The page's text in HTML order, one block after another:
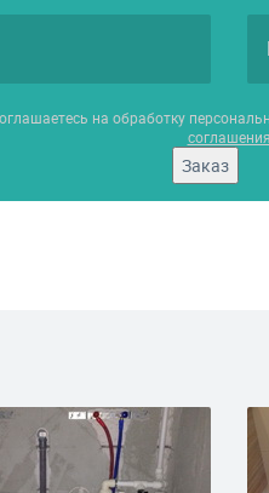
на обработку
соглашения
Заказ